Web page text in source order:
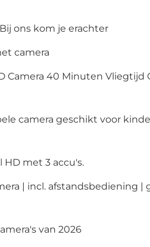
ons kom je erachter
camera
Camera 40 Minuten
camera geschikt voor
met 3 accu's.
| incl. afstandsbediening |
van 2026